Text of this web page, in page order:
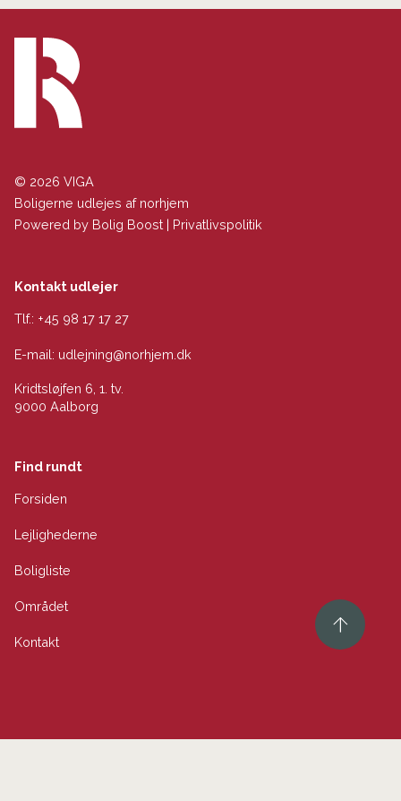
© 2026 VIGA
Boligerne udlejes af norhjem
Powered by Bolig Boost | Privatlivspolitik
Kontakt udlejer
Tlf.: +45 98 17 17 27
E-mail: udlejning@norhjem.dk
Kridtsløjfen 6, 1. tv.
9000 Aalborg
Find rundt
Forsiden
Lejlighederne
Boligliste
Området
Kontakt